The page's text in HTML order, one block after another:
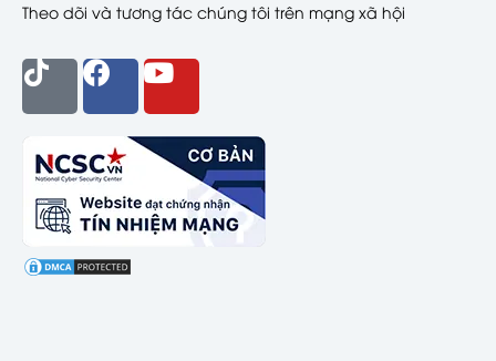
Theo dõi và tương tác chúng tôi trên mạng xã hội